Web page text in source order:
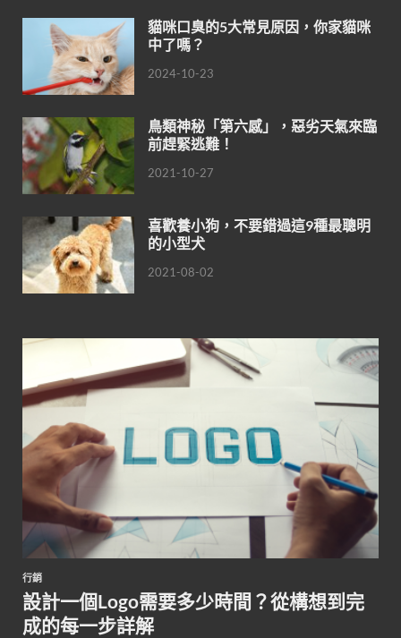
貓咪口臭的5大常見原因，你家貓咪
中了嗎？
2024-10-23
鳥類神秘「第六感」，惡劣天氣來臨
前趕緊逃難！
2021-10-27
喜歡養小狗，不要錯過這9種最聰明
的小型犬
2021-08-02
行銷
設計一個Logo需要多少時間？從構想到完
成的每一步詳解